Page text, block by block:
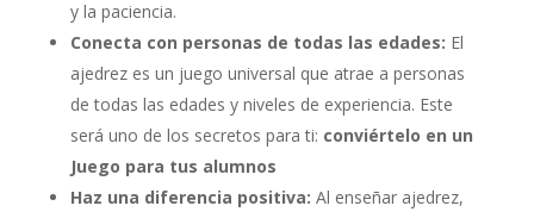
y la paciencia.
Conecta con personas de todas las edades: El
ajedrez es un juego universal que atrae a personas
de todas las edades y niveles de experiencia. Este
será uno de los secretos para ti: conviértelo en un
Juego para tus alumnos
Haz una diferencia positiva: Al enseñar ajedrez,